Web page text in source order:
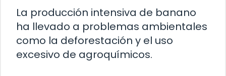
La producción intensiva de banano
ha llevado a problemas ambientales
como la deforestación y el uso
excesivo de agroquímicos.